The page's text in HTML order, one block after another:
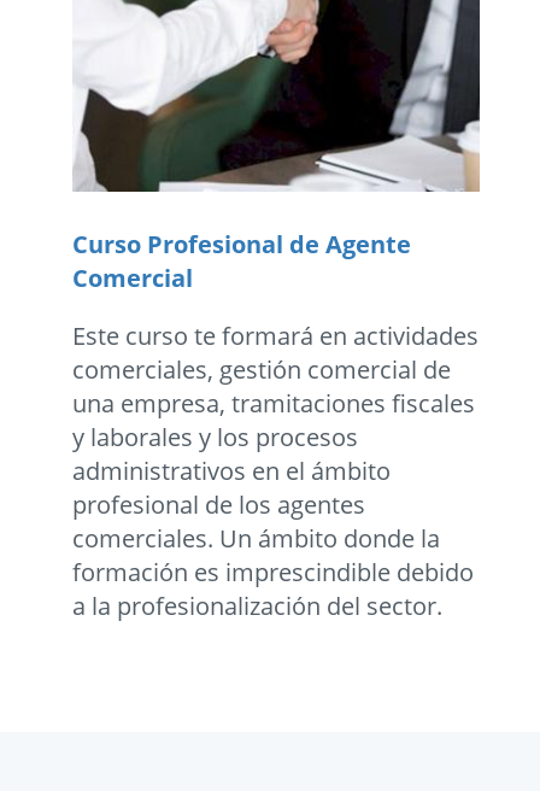
Curso Profesional de Agente
Comercial
Este curso te formará en actividades
comerciales, gestión comercial de
una empresa, tramitaciones fiscales
y laborales y los procesos
administrativos en el ámbito
profesional de los agentes
comerciales. Un ámbito donde la
formación es imprescindible debido
a la profesionalización del sector.